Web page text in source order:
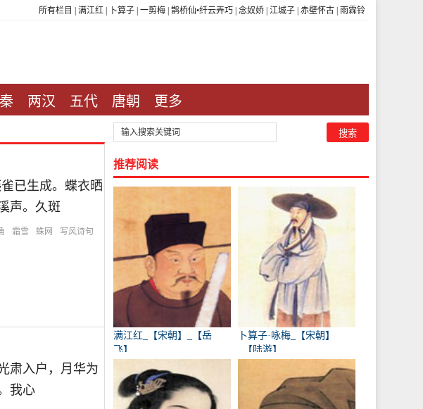
所有栏目 满江红 卜算子 一剪梅 鹊桥仙•纤云弄巧 念奴娇 江城子 赤壁怀古 雨霖铃
两汉 五代 唐朝 更多
已生成。蝶衣晒
声。久斑
霜雪 蛛网 写风诗句
肃入户，月华为
我心
推荐阅读
满江红_【宋朝】_【岳
飞】
卜算子·咏梅_【宋朝】
_【陆游】